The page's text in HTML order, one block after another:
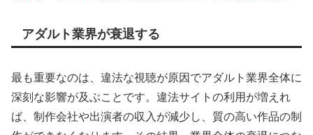
アダルト業界が衰退する
最も重要なのは、違法な視聴が原因でアダルト業界全体に
深刻な影響が及ぶことです。違法サイトの利用が増えれ
ば、制作会社や出演者の収入が減少し、質の高い作品の制